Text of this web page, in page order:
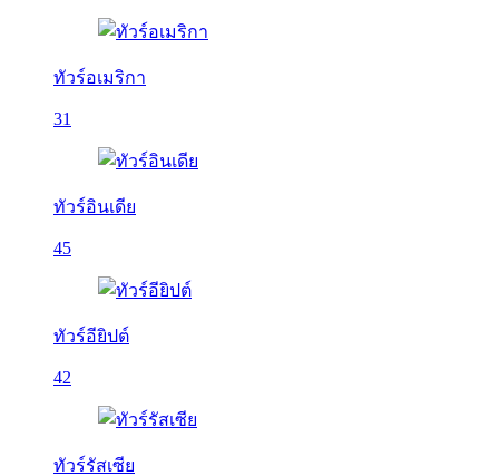
ทัวร์อเมริกา
31
ทัวร์อินเดีย
45
ทัวร์อียิปต์
42
ทัวร์รัสเซีย